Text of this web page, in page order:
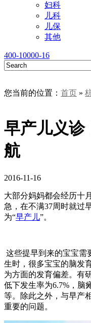
妇科
儿科
儿保
其他
400-10000-16
您当前的位置： 首页 »
早产儿义诊
航
2016-11-16
大部分妈妈都会经历十
急，在不满37周时就过
为“早产儿”。
这些提早到来的宝宝需
生时，很多宝宝的脑发
为方面的发育偏差。有
低下发生率为6.7%，脑
等。除此之外，与早产
重要的问题。